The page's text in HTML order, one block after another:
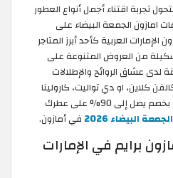
تجربة اقتناء أجمل أنواع العطور
امازون الجمعة البيضاء على
العربية كأحد أبرز المتاجر
من العروض المتنوعة على
لدى عشاق الروائح والإطلالات
كلاين، او دي تواليت، كارولينا
هيريرا، شانيل، وغيرها. استمتع بخصم يصل إلى 90% على عطرك
البيضاء 2026 في أمازون.
برايم في الإمارات